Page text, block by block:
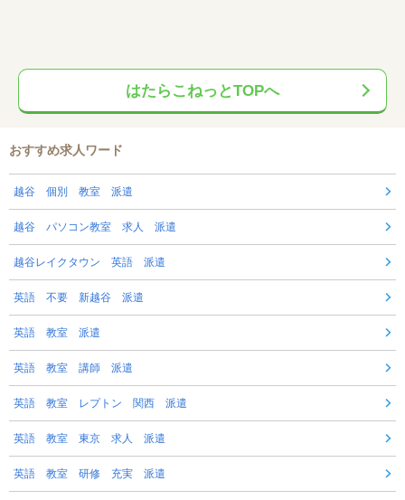
はたらこねっとTOPへ
おすすめ求人ワード
越谷 個別 教室 派遣
越谷 パソコン教室 求人 派遣
越谷レイクタウン 英語 派遣
英語 不要 新越谷 派遣
英語 教室 派遣
英語 教室 講師 派遣
英語 教室 レプトン 関西 派遣
英語 教室 東京 求人 派遣
英語 教室 研修 充実 派遣